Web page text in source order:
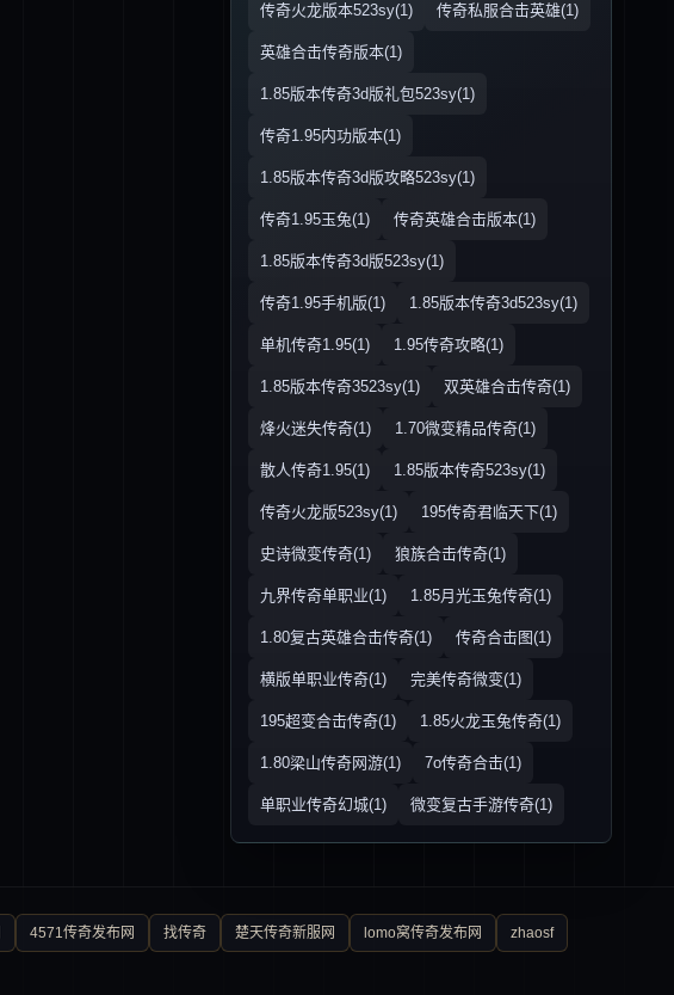
传奇火龙版本523sy(1) 传奇私服合击英雄(1)
英雄合击传奇版本(1)
1.85版本传奇3d版礼包523sy(1)
传奇1.95内功版本(1)
1.85版本传奇3d版攻略523sy(1)
传奇1.95玉兔(1) 传奇英雄合击版本(1)
1.85版本传奇3d版523sy(1)
传奇1.95手机版(1) 1.85版本传奇3d523sy(1)
单机传奇1.95(1) 1.95传奇攻略(1)
1.85版本传奇3523sy(1) 双英雄合击传奇(1)
烽火迷失传奇(1) 1.70微变精品传奇(1)
散人传奇1.95(1) 1.85版本传奇523sy(1)
传奇火龙版523sy(1) 195传奇君临天下(1)
史诗微变传奇(1) 狼族合击传奇(1)
九界传奇单职业(1) 1.85月光玉兔传奇(1)
1.80复古英雄合击传奇(1) 传奇合击图(1)
横版单职业传奇(1) 完美传奇微变(1)
195超变合击传奇(1) 1.85火龙玉兔传奇(1)
1.80梁山传奇网游(1) 7o传奇合击(1)
单职业传奇幻城(1) 微变复古手游传奇(1)
4571传奇发布网 找传奇 楚天传奇新服网 lomo窝传奇发布网 zhaosf